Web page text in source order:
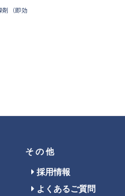
剤（即効
その他
採用情報
よくあるご質問